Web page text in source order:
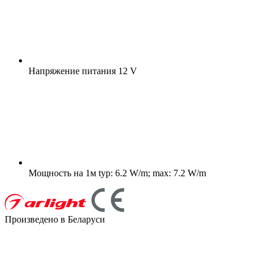
Напряжение питания 12 V
Мощность на 1м typ: 6.2 W/m; max: 7.2 W/m
Произведено в Беларуси